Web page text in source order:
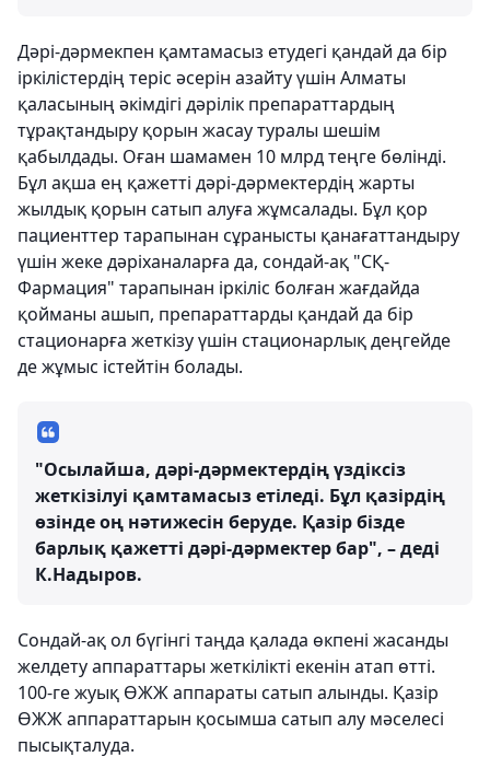
Дәрі-дәрмекпен қамтамасыз етудегі қандай да бір
іркілістердің теріс әсерін азайту үшін Алматы
қаласының әкімдігі дәрілік препараттардың
тұрақтандыру қорын жасау туралы шешім
қабылдады. Оған шамамен 10 млрд теңге бөлінді.
Бұл ақша ең қажетті дәрі-дәрмектердің жарты
жылдық қорын сатып алуға жұмсалады. Бұл қор
пациенттер тарапынан сұранысты қанағаттандыру
үшін жеке дәріханаларға да, сондай-ақ "СҚ-
Фармация" тарапынан іркіліс болған жағдайда
қойманы ашып, препараттарды қандай да бір
стационарға жеткізу үшін стационарлық деңгейде
де жұмыс істейтін болады.
"Осылайша, дәрі-дәрмектердің үздіксіз
жеткізілуі қамтамасыз етіледі. Бұл қазірдің
өзінде оң нәтижесін беруде. Қазір бізде
барлық қажетті дәрі-дәрмектер бар", – деді
К.Надыров.
Сондай-ақ ол бүгінгі таңда қалада өкпені жасанды
желдету аппараттары жеткілікті екенін атап өтті.
100-ге жуық ӨЖЖ аппараты сатып алынды. Қазір
ӨЖЖ аппараттарын қосымша сатып алу мәселесі
пысықталуда.